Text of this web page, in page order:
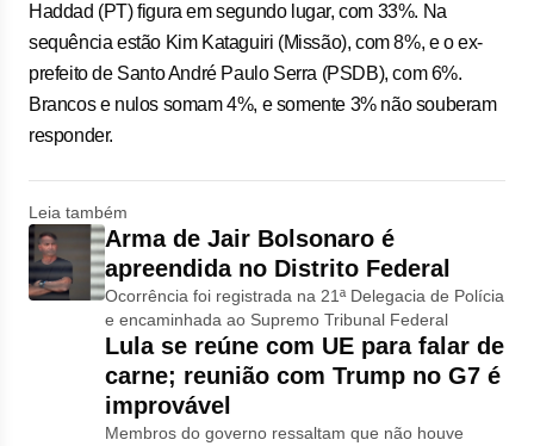
Haddad (PT) figura em segundo lugar, com 33%. Na
sequência estão Kim Kataguiri (Missão), com 8%, e o ex-
prefeito de Santo André Paulo Serra (PSDB), com 6%.
Brancos e nulos somam 4%, e somente 3% não souberam
responder.
Leia também
Arma de Jair Bolsonaro é
apreendida no Distrito Federal
Ocorrência foi registrada na 21ª Delegacia de Polícia
e encaminhada ao Supremo Tribunal Federal
Lula se reúne com UE para falar de
carne; reunião com Trump no G7 é
improvável
Membros do governo ressaltam que não houve